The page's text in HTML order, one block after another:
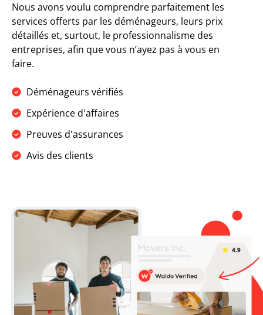
Nous avons voulu comprendre parfaitement les
services offerts par les déménageurs, leurs prix
détaillés et, surtout, le professionnalisme des
entreprises, afin que vous n’ayez pas à vous en
faire.
Déménageurs vérifiés
Expérience d'affaires
Preuves d'assurances
Avis des clients